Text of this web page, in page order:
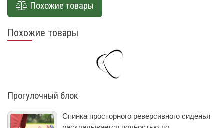
Похожие товары
Похожие товары
Прогулочный блок
Спинка просторного реверсивного сиденья